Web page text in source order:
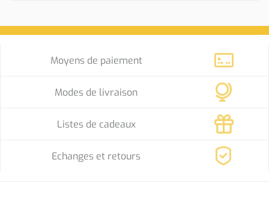
Moyens de paiement
Modes de livraison
Listes de cadeaux
Echanges et retours